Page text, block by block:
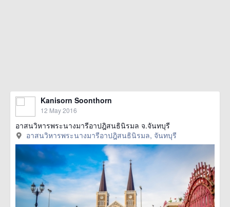
Kanisorn Soonthorn
12 May 2016
อาสนวิหารพระนางมารีอาปฎิสนธินิรมล จ.จันทบุรี
อาสนวิหารพระนางมารีอาปฎิสนธินิรมล, จันทบุรี